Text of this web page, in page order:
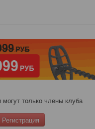
только члены клуба
Регистрация